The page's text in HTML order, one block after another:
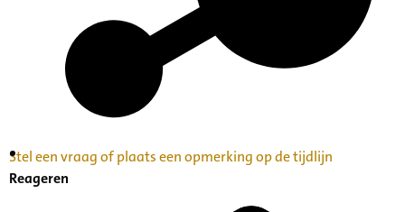
Inventaris Betekende partituren, geordend op
Stel een vraag of plaats een opmerking op de tijdlijn
Reageren